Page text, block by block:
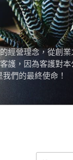
經營理念，從創
護，因為客護對
們的最終使命！